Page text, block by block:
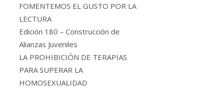
FOMENTEMOS EL GUSTO POR LA
LECTURA
Edición 180 – Construcción de
Alianzas Juveniles
LA PROHIBICIÓN DE TERAPIAS
PARA SUPERAR LA
HOMOSEXUALIDAD